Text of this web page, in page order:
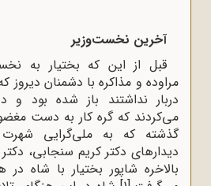
آخرین نخست‌وزیر
قبل از این که بختیار به
مراوده و مذاکره با دشمنان
دربار نداشتند باز شده بود و
می‌کردند که گره کار به دست
گذشته که به ملی‌گرایی شهرت
دیدارهای دکتر کریم سنجابی،
بالاخره شاپور بختیار با شاه